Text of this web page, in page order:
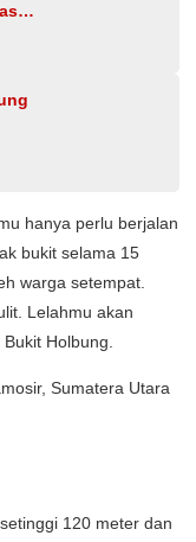
hanya perlu berjalan
bukit selama 15
warga setempat.
Lelahmu akan
Holbung.
Sumatera Utara
120 meter dan